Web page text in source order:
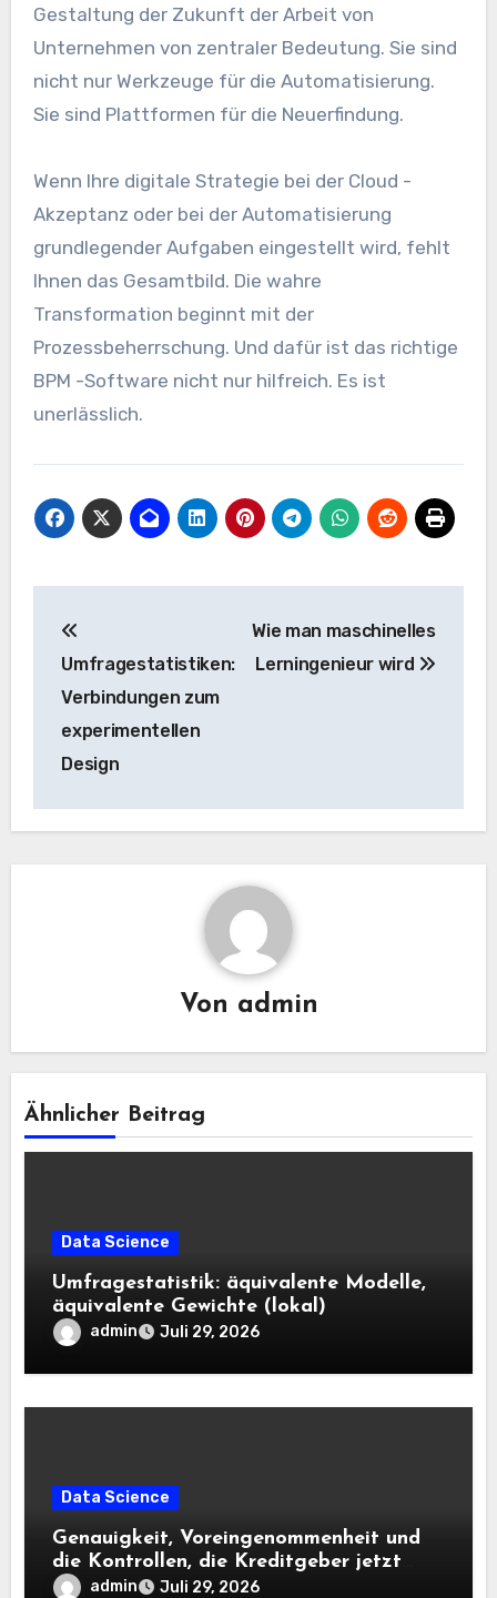
Gestaltung der Zukunft der Arbeit von
Unternehmen von zentraler Bedeutung. Sie sind
nicht nur Werkzeuge für die Automatisierung.
Sie sind Plattformen für die Neuerfindung.
Wenn Ihre digitale Strategie bei der Cloud -
Akzeptanz oder bei der Automatisierung
grundlegender Aufgaben eingestellt wird, fehlt
Ihnen das Gesamtbild. Die wahre
Transformation beginnt mit der
Prozessbeherrschung. Und dafür ist das richtige
BPM -Software nicht nur hilfreich. Es ist
unerlässlich.
Navigation
Umfragestatistiken:
Verbindungen zum
experimentellen
Design
Wie man maschinelles
Lerningenieur wird
Von admin
Ähnlicher Beitrag
Data Science
Umfragestatistik: äquivalente Modelle,
äquivalente Gewichte (lokal)
admin Juli 29, 2026
Data Science
Genauigkeit, Voreingenommenheit und
die Kontrollen, die Kreditgeber jetzt
benötigen |
admin Juli 29, 2026